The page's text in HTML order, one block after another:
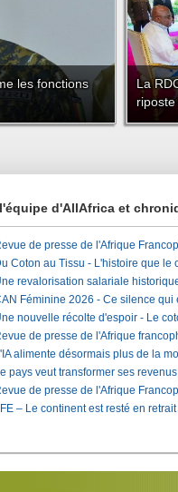
les fonctions
La
d'AllAfrica et
de presse de l'Afrique
Coton au Tissu - L'histoire que
revalorisation salariale
Féminine 2026 - Ce silence qui
nouvelle récolte d'espoir - Le
de presse de l'Afrique
alimente désormais plus de la
pays veut transformer ses
de presse de l'Afrique
– Le continent est resté en